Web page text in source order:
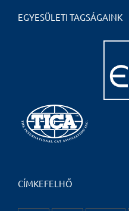
EGYESÜLETI TAGSÁGAINK
CÍMKEFELHŐ